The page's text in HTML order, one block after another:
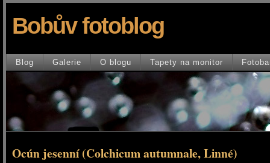
Bobův fotoblog
Blog Galerie O blogu Tapety na monitor
Ocún jesenní (Colchicum autumnale, Linné)